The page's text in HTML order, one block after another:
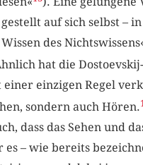
auf sich selbst –
des
hat die
einzigen Regel
sondern auch Hören.
dass das Sehen und
es – wie bereits